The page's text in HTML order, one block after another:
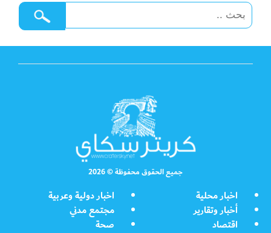
جميع الحقوق محفوظة © 2026
اخبار محلية
اخبار دولية وعربية
أخبار وتقارير
مجتمع مدني
اقتصاد
صحة